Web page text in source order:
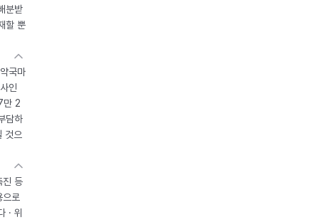
분받
할 뿐
국마
인
만 2
담하
것으
진 등
로
· 위